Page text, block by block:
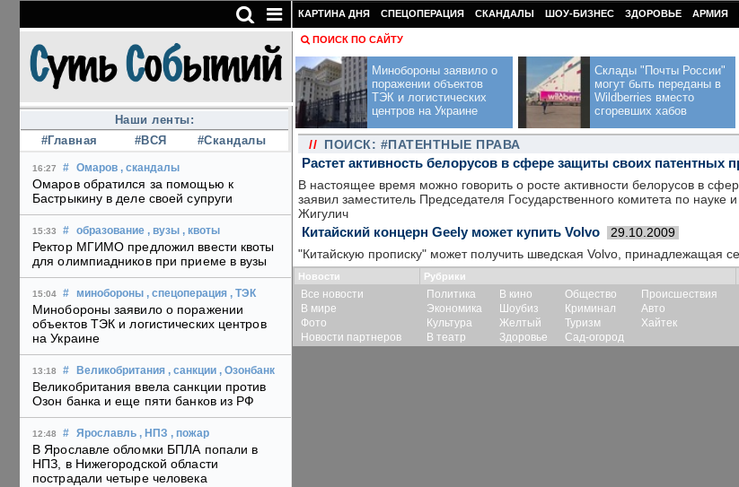
Наши ленты:
#Главная
#ВСЯ #Скандалы
16:27 # Омаров , скандалы
Омаров обратился за помощью к
Бастрыкину в деле своей супруги
15:33 # образование , вузы , квоты
Ректор МГИМО предложил ввести квоты
для олимпиадников при приеме в вузы
15:04 # минобороны , спецоперация , ТЭК
Минобороны заявило о поражении
объектов ТЭК и логистических центров
на Украине
13:18 # Великобритания , санкции , Озонбанк
Великобритания ввела санкции против
Озон банка и еще пяти банков из РФ
12:48 # Ярославль , НПЗ , пожар
В Ярославле обломки БПЛА попали в
НПЗ, в Нижегородской области
пострадали четыре человека
КАРТИНА ДНЯ СПЕЦОПЕРАЦИЯ СКАНДАЛЫ ШОУ-БИЗНЕС ЗДОРОВЬЕ АРМИЯ
ПОИСК ПО САЙТУ
Минобороны заявило о
поражении объектов
ТЭК и логистических
центров на Украине
Склады "Почты России"
могут быть переданы в
Wildberries вместо
сгоревших хабов
// ПОИСК: #ПАТЕНТНЫЕ ПРАВА
Растет активность белорусов в сфере защиты своих патентных
В настоящее время можно говорить о росте активности белорусов в
заявил заместитель Председателя Государственного комитета по науке
Жигулич
Китайский концерн Geely может купить Volvo 29.10.2009
"Китайскую прописку" может получить шведская Volvo, принадлежащая
Новости
Все новости
В мире
Фото
Новости партнеров
Рубрики
Политика
Экономика
Культура
В театр
В кино
Шоубиз
Желтый
Здоровье
Общество
Криминал
Туризм
Сад-огород
Происшествия
Авто
Хайтек